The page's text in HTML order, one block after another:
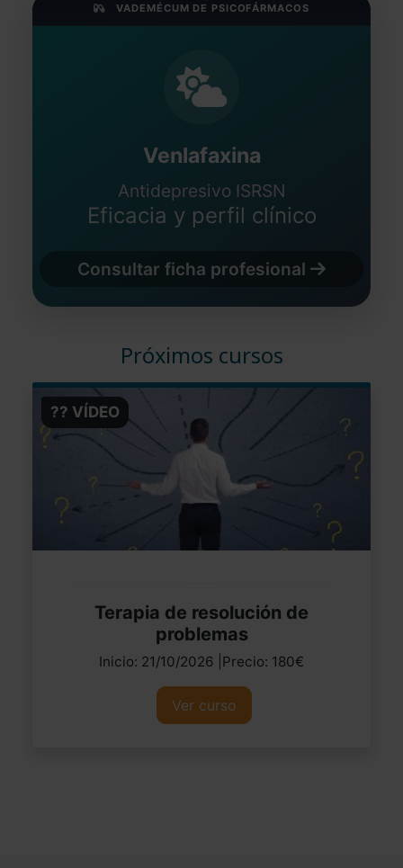
VADEMÉCUM DE PSICOFÁRMACOS
Venlafaxina
Antidepresivo ISRSN
Eficacia y perfil clínico
Consultar ficha profesional
Próximos cursos
?? VÍDEO
Terapia de resolución de
problemas
Inicio: 21/10/2026 |Precio: 180€
Ver curso